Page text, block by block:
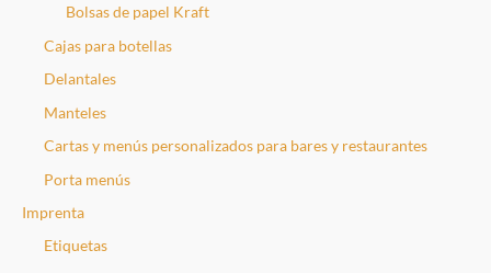
Bolsas de papel Kraft
Cajas para botellas
Delantales
Manteles
Cartas y menús personalizados para bares y restaurantes
Porta menús
Imprenta
Etiquetas